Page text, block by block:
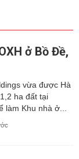
ở Bồ Đề,
vừa được Hà
ha đất tại
Khu nhà ở...